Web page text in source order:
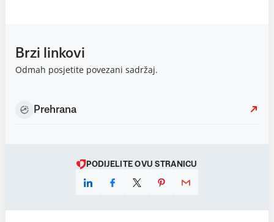
Brzi linkovi
Odmah posjetite povezani sadržaj.
Prehrana
PODIJELITE OVU STRANICU